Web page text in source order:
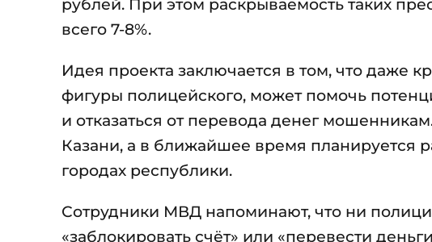
рублей. При этом раскрываемость таких
всего 7-8%.
Идея проекта заключается в том, что даже
фигуры полицейского, может помочь
и отказаться от перевода денег
Казани, а в ближайшее время планируется
городах республики.
Сотрудники МВД напоминают, что ни
«заблокировать счёт» или «перевести